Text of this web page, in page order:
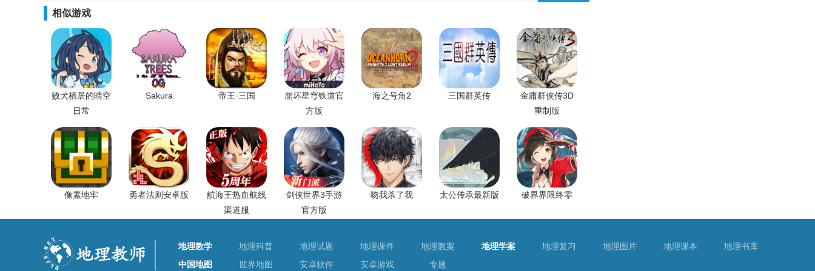
相似游戏
败犬栖居的晴空
日常
Sakura 帝王·三国
崩坏星穹铁道官
方版
海之号角2 三国群英传
金庸群侠传3D
重制版
像素地牢 勇者法则安卓版
航海王热血航线
渠道服
剑侠世界3手游
官方版
吻我杀了我 太公传承最新版 破界界限终零
地理教学 地理科普 地理试题 地理课件 地理教案 地理学案 地理复习 地理图片 地理课本
地理书库
中国地图
世界地图 安卓软件 安卓游戏 专题